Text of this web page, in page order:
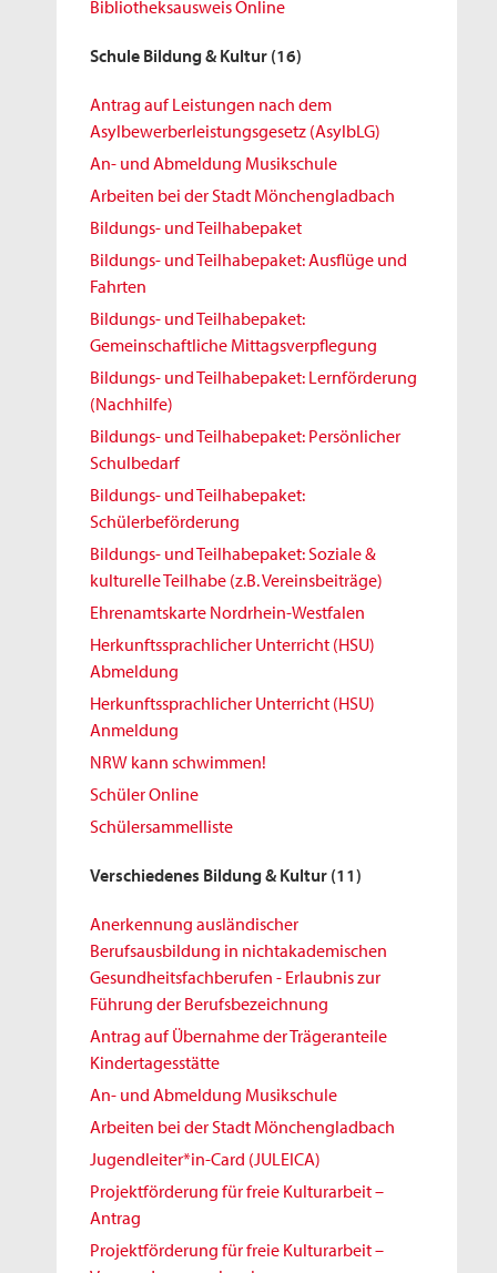
Bibliotheksausweis Online
Schule Bildung & Kultur (16)
Antrag auf Leistungen nach dem
Asylbewerberleistungsgesetz (AsylbLG)
An- und Abmeldung Musikschule
Arbeiten bei der Stadt Mönchengladbach
Bildungs- und Teilhabepaket
Bildungs- und Teilhabepaket: Ausflüge und
Fahrten
Bildungs- und Teilhabepaket:
Gemeinschaftliche Mittagsverpflegung
Bildungs- und Teilhabepaket: Lernförderung
(Nachhilfe)
Bildungs- und Teilhabepaket: Persönlicher
Schulbedarf
Bildungs- und Teilhabepaket:
Schülerbeförderung
Bildungs- und Teilhabepaket: Soziale &
kulturelle Teilhabe (z.B. Vereinsbeiträge)
Ehrenamtskarte Nordrhein-Westfalen
Herkunftssprachlicher Unterricht (HSU)
Abmeldung
Herkunftssprachlicher Unterricht (HSU)
Anmeldung
NRW kann schwimmen!
Schüler Online
Schülersammelliste
Verschiedenes Bildung & Kultur (11)
Anerkennung ausländischer
Berufsausbildung in nichtakademischen
Gesundheitsfachberufen - Erlaubnis zur
Führung der Berufsbezeichnung
Antrag auf Übernahme der Trägeranteile
Kindertagesstätte
An- und Abmeldung Musikschule
Arbeiten bei der Stadt Mönchengladbach
Jugendleiter*in-Card (JULEICA)
Projektförderung für freie Kulturarbeit –
Antrag
Projektförderung für freie Kulturarbeit –